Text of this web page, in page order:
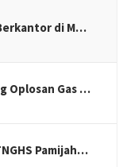
di M…
Oplosan Gas …
Pamijah…